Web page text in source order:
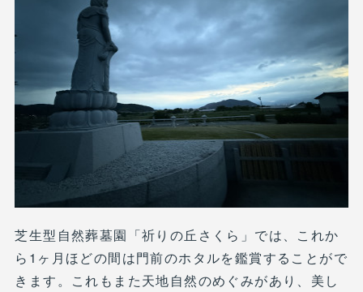
芝生型自然葬墓園「祈りの丘さくら」では、これか
ら1ヶ月ほどの間は門前のホタルを鑑賞することがで
きます。これもまた天地自然のめぐみがあり、美し